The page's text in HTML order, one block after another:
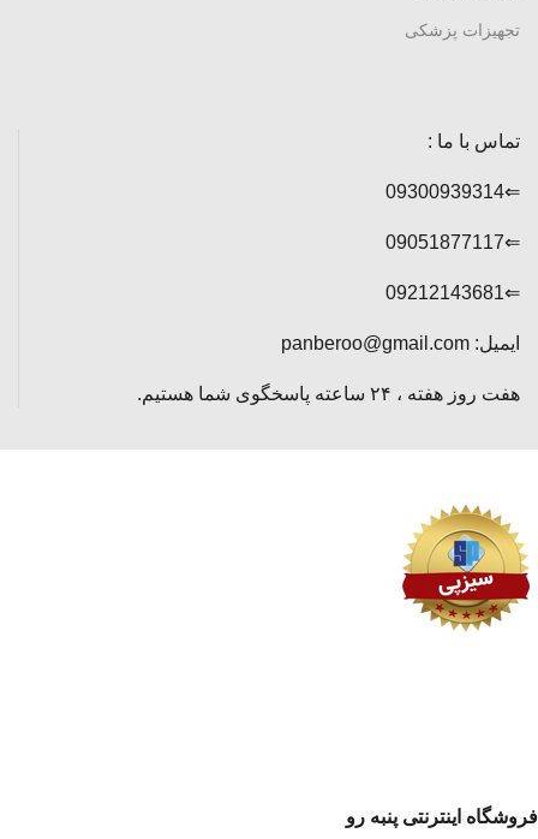
تجهیزات پزشکی
تماس با ما :
⇐09300939314
⇐09051877117
⇐09212143681
ایمیل: panberoo@gmail.com
هفت روز هفته ، ۲۴ ساعته پاسخگوی شما هستیم.
فروشگاه اینترنتی پنبه رو